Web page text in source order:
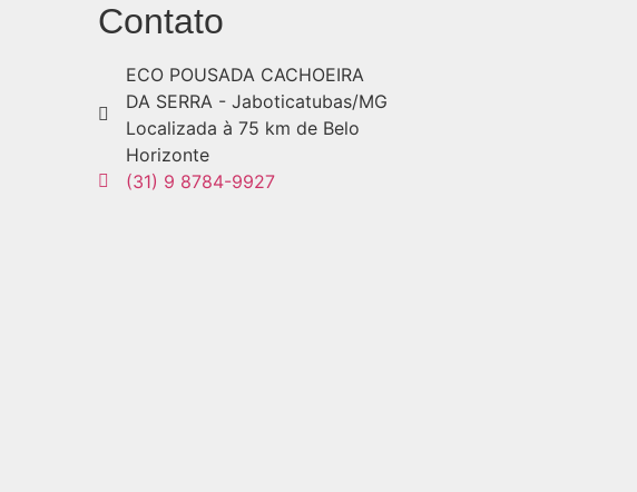
Contato
ECO POUSADA CACHOEIRA
DA SERRA - Jaboticatubas/MG
Localizada à 75 km de Belo
Horizonte
(31) 9 8784-9927